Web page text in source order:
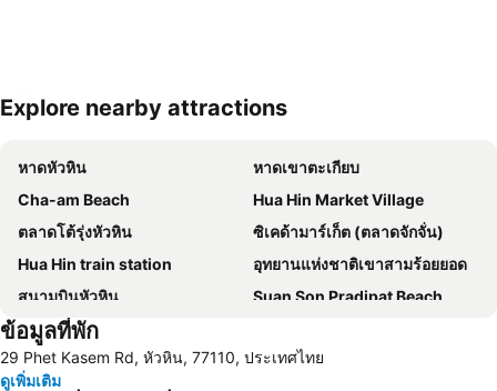
Explore nearby attractions
หาดหัวหิน
หาดเขาตะเกียบ
Cha-am Beach
Hua Hin Market Village
ตลาดโต้รุ่งหัวหิน
ซิเคด้ามาร์เก็ต (ตลาดจักจั่น)
Hua Hin train station
อุทยานแห่งชาติเขาสามร้อยยอด
สนามบินหัวหิน
Suan Son Pradipat Beach
สนามกอล์ฟ ปาล์ม ฮิลล์ กอล์ฟ รีสอร์ท แอนด์ คันทรีคลับ
Premium Outlet Cha-am
ไร่องุ่นหัวหินฮิลล์วินยาร์ด
ข้อมูลที่พัก
29 Phet Kasem Rd, หัวหิน, 77110, ประเทศไทย
ดูเพิ่มเติม